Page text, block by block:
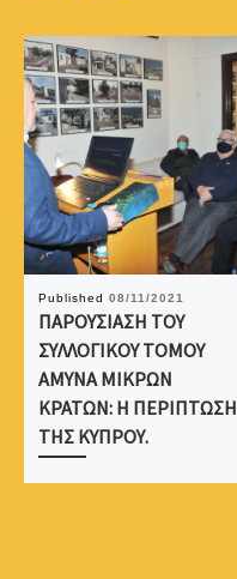
Published 08/11/2021
ΠΑΡΟΥΣΙΑΣΗ ΤΟΥ
ΣΥΛΛΟΓΙΚΟΥ ΤΟΜΟΥ
ΑΜΥΝΑ ΜΙΚΡΩΝ
ΚΡΑΤΩΝ: Η ΠΕΡΙΠΤΩΣΗ
ΤΗΣ ΚΥΠΡΟΥ.